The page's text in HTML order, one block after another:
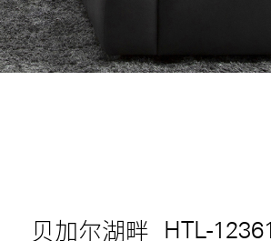
贝加尔湖畔 HTL-12361